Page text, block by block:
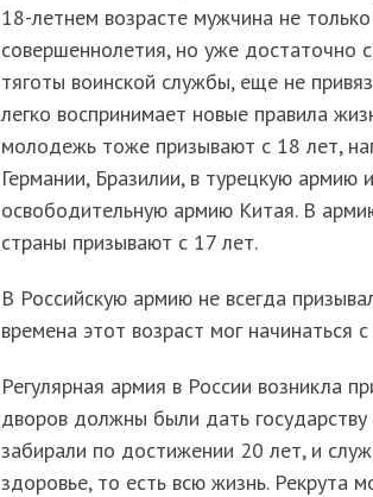
18-летнем возрасте мужчина не
совершеннолетия, но уже достаточно
тяготы воинской службы, еще не
легко воспринимает новые правила
молодежь тоже призывают с 18 лет,
Германии, Бразилии, в турецкую армию
освободительную армию Китая. В
страны призывают с 17 лет.
В Российскую армию не всегда
времена этот возраст мог
Регулярная армия в России возникла
дворов должны были дать государству
забирали по достижении 20 лет, и
здоровье, то есть всю жизнь. Рекрута